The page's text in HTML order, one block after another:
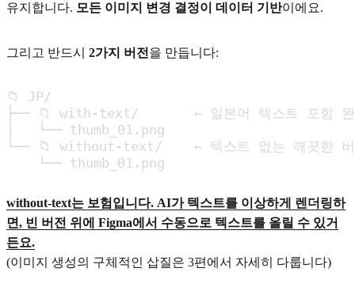
유지합니다. 모든 이미지 변경 결정이 데이터 기반이에요.
그리고 반드시 2가지 버전 을 만듭니다:
📁 JP/
├── 📁 with-text/       ← 일본어 텍스트 포함 완
│   └── thumb_01.png
└── 📁 without-text/    ← 텍스트 없는 깨끗한 버
    └── thumb_01.png
without-text는 보험입니다. AI가 텍스트를 이상하게 렌더링하
면, 빈 버전 위에 Figma에서 수동으로 텍스트를 올릴 수 있거
든요.
(이미지 생성의 구체적인 삽질은 3편에서 자세히 다룹니다)